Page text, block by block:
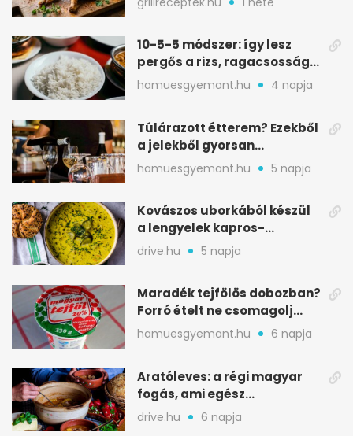
10-5-5 módszer: így lesz
pergős a rizs, ragacsosság
nélkül
hamuesgyemant.hu 4 napja
Túlárazott étterem? Ezekből
a jelekből gyorsan
észreveheted
hamuesgyemant.hu 5 napja
Kovászos uborkából készül
a lengyelek kapros-
savanykás levese
drive.hu 5 napja
Maradék tejfölös dobozban?
Forró ételt ne csomagolj
ilyen tégelybe
hamuesgyemant.hu 6 napja
Aratóleves: a régi magyar
fogás, ami egész
csapatokat jóllakatott
drive.hu 6 napja